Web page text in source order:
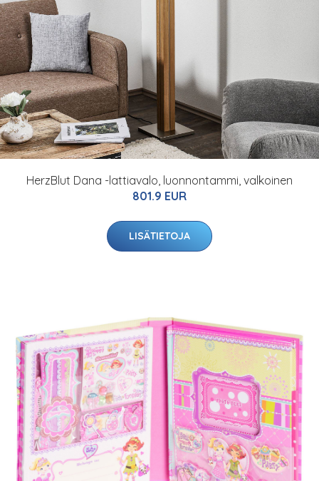
HerzBlut Dana -lattiavalo, luonnontammi, valkoinen
801.9 EUR
LISÄTIETOJA